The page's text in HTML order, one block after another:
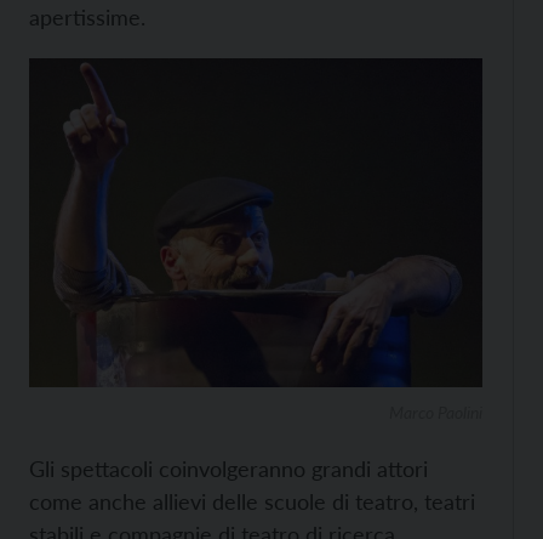
apertissime.
Gli spettacoli coinvolgeranno grandi attori
come anche allievi delle scuole di teatro, teatri